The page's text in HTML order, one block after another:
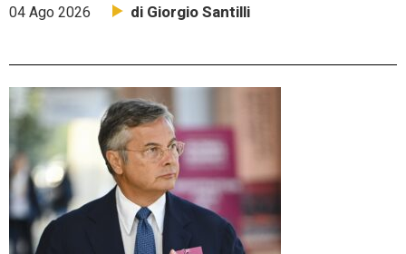
04 Ago 2026 di Giorgio Santilli